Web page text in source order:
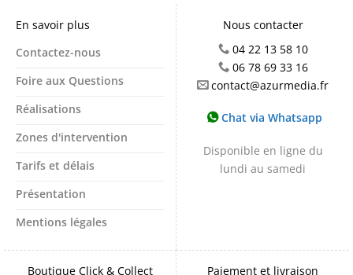
En savoir plus
Contactez-nous
Foire aux Questions
Réalisations
Zones d'intervention
Tarifs et délais
Présentation
Mentions légales
Nous contacter
04 22 13 58 10
06 78 69 33 16
contact@azurmedia.fr
Chat via Whatsapp
Disponible en ligne du
lundi au samedi
Boutique Click & Collect
Paiement et livraison